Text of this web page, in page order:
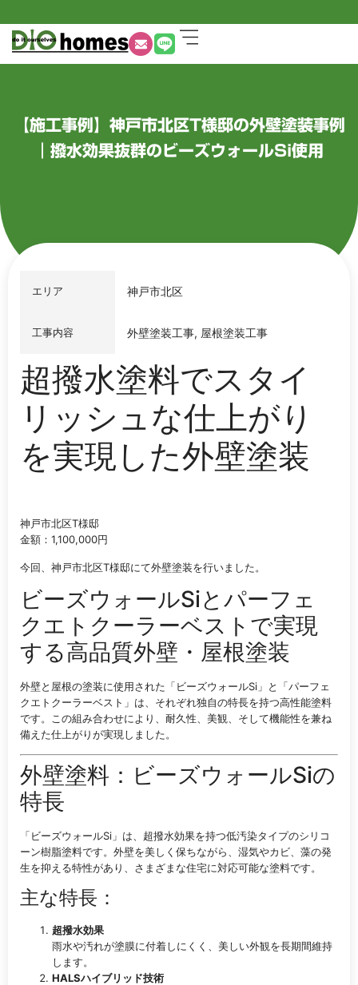
【施工事例】神戸市北区T様邸の外壁塗装事例
｜撥水効果抜群のビーズウォールSi使用
エリア 神戸市北区
工事内容 外壁塗装工事, 屋根塗装工事
超撥水塗料でスタイ
リッシュな仕上がり
を実現した外壁塗装
神戸市北区T様邸
金額：1,100,000円
今回、神戸市北区T様邸にて外壁塗装を行いました。
ビーズウォールSiとパーフェ
クエトクーラーベストで実現
する高品質外壁・屋根塗装
外壁と屋根の塗装に使用された「ビーズウォールSi」と「パーフェ
クエトクーラーベスト」は、それぞれ独自の特長を持つ高性能塗料
です。この組み合わせにより、耐久性、美観、そして機能性を兼ね
備えた仕上がりが実現しました。
外壁塗料：ビーズウォールSiの
特長
「ビーズウォールSi」は、超撥水効果を持つ低汚染タイプのシリコ
ーン樹脂塗料です。外壁を美しく保ちながら、湿気やカビ、藻の発
生を抑える特性があり、さまざまな住宅に対応可能な塗料です。
主な特長：
超撥水効果
雨水や汚れが塗膜に付着しにくく、美しい外観を長期間維持
します。
HALSハイブリッド技術